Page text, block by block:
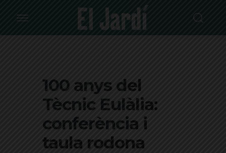
100 anys del
Tècnic Eulàlia:
conferència i
taula rodona